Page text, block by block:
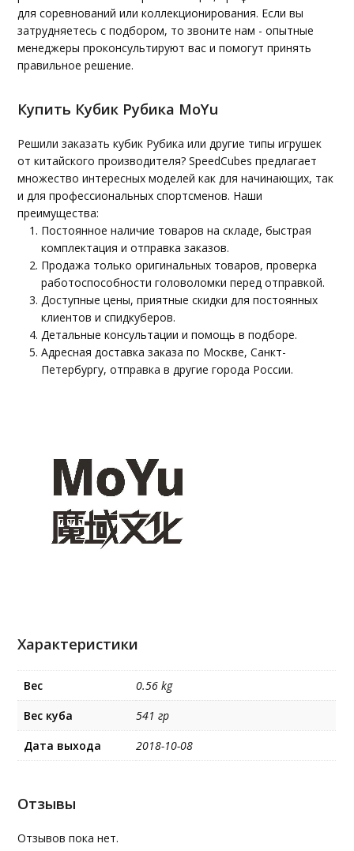
для соревнований или коллекционирования. Если вы
затрудняетесь с подбором, то звоните нам - опытные
менеджеры проконсультируют вас и помогут принять
правильное решение.
Купить Кубик Рубика MoYu
Решили заказать кубик Рубика или другие типы игрушек
от китайского производителя? SpeedCubes предлагает
множество интересных моделей как для начинающих, так
и для профессиональных спортсменов. Наши
преимущества:
Постоянное наличие товаров на складе, быстрая
комплектация и отправка заказов.
Продажа только оригинальных товаров, проверка
работоспособности головоломки перед отправкой.
Доступные цены, приятные скидки для постоянных
клиентов и спидкуберов.
Детальные консультации и помощь в подборе.
Адресная доставка заказа по Москве, Санкт-
Петербургу, отправка в другие города России.
Характеристики
Вес
0.56 kg
Вес куба
541 гр
Дата выхода
2018-10-08
Отзывы
Отзывов пока нет.